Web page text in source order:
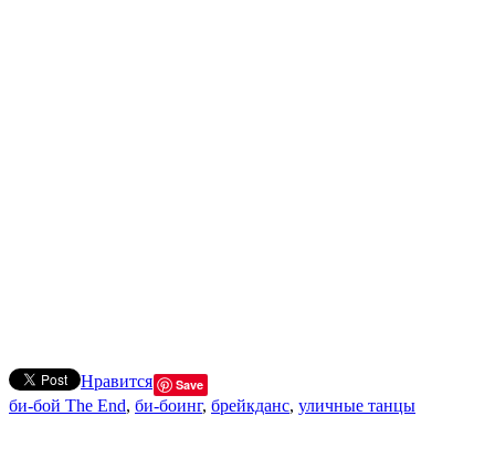
Нравится Save
би-бой The End, би-боинг, брейкданс, уличные танцы